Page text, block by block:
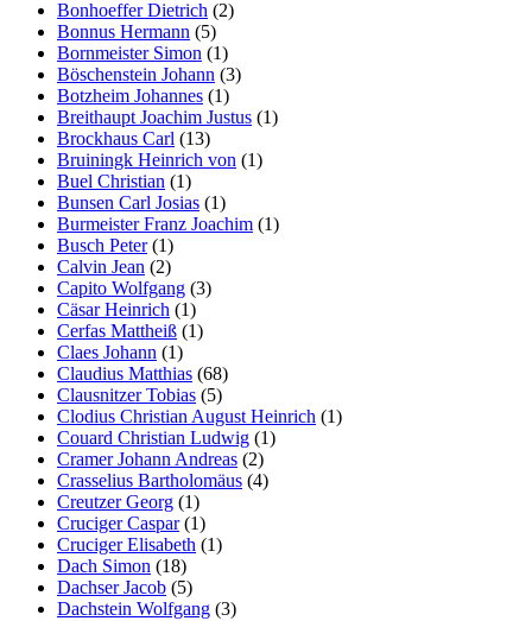
Bonhoeffer Dietrich (2)
Bonnus Hermann (5)
Bornmeister Simon (1)
Böschenstein Johann (3)
Botzheim Johannes (1)
Breithaupt Joachim Justus (1)
Brockhaus Carl (13)
Bruiningk Heinrich von (1)
Buel Christian (1)
Bunsen Carl Josias (1)
Burmeister Franz Joachim (1)
Busch Peter(1)
Calvin Jean (2)
Capito Wolfgang (3)
Cäsar Heinrich (1)
Cerfas Mattheiß (1)
Claes Johann (1)
Claudius Matthias (68)
Clausnitzer Tobias (5)
Clodius Christian August Heinrich (1)
Couard Christian Ludwig (1)
Cramer Johann Andreas (2)
Crasselius Bartholomäus (4)
Creutzer Georg (1)
Cruciger Caspar(1)
Cruciger Elisabeth (1)
Dach Simon (18)
Dachser Jacob (5)
Dachstein Wolfgang (3)